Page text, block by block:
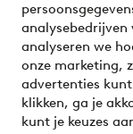
analysebedrijven
analyseren we
onze marketing,
advertenties
klikken, ga je
kunt je keuzes
Veilig
Wil je